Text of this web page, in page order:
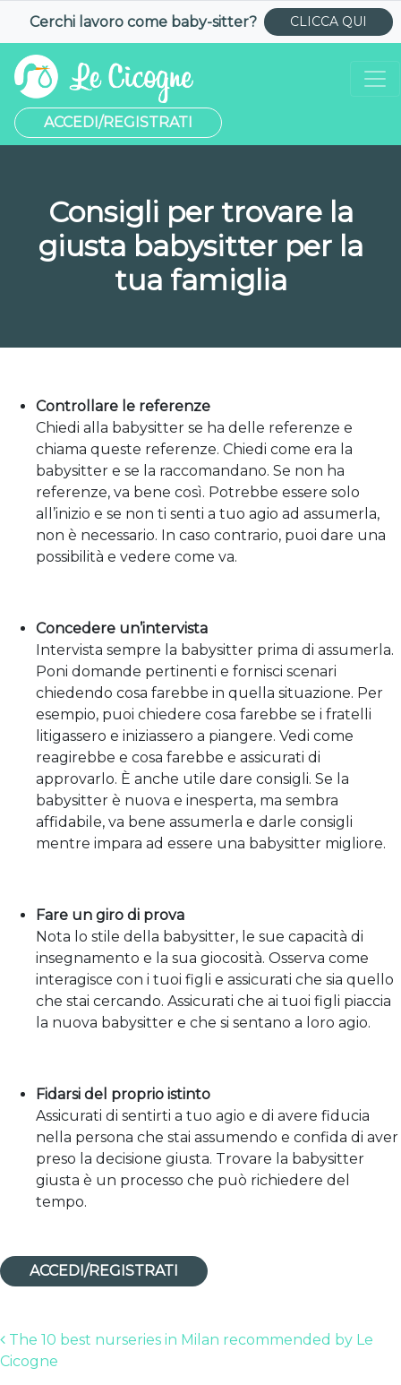
Cerchi lavoro come baby-sitter? CLICCA QUI
ACCEDI/REGISTRATI
Consigli per trovare la
giusta babysitter per la
tua famiglia
Controllare le referenze
Chiedi alla babysitter se ha delle referenze e
chiama queste referenze. Chiedi come era la
babysitter e se la raccomandano. Se non ha
referenze, va bene così. Potrebbe essere solo
all’inizio e se non ti senti a tuo agio ad assumerla,
non è necessario. In caso contrario, puoi dare una
possibilità e vedere come va.
Concedere un’intervista
Intervista sempre la babysitter prima di assumerla.
Poni domande pertinenti e fornisci scenari
chiedendo cosa farebbe in quella situazione. Per
esempio, puoi chiedere cosa farebbe se i fratelli
litigassero e iniziassero a piangere. Vedi come
reagirebbe e cosa farebbe e assicurati di
approvarlo. È anche utile dare consigli. Se la
babysitter è nuova e inesperta, ma sembra
affidabile, va bene assumerla e darle consigli
mentre impara ad essere una babysitter migliore.
Fare un giro di prova
Nota lo stile della babysitter, le sue capacità di
insegnamento e la sua giocosità. Osserva come
interagisce con i tuoi figli e assicurati che sia quello
che stai cercando. Assicurati che ai tuoi figli piaccia
la nuova babysitter e che si sentano a loro agio.
Fidarsi del proprio istinto
Assicurati di sentirti a tuo agio e di avere fiducia
nella persona che stai assumendo e confida di aver
preso la decisione giusta. Trovare la babysitter
giusta è un processo che può richiedere del
tempo.
ACCEDI/REGISTRATI
Post navigation
The 10 best nurseries in Milan recommended by Le
Cicogne